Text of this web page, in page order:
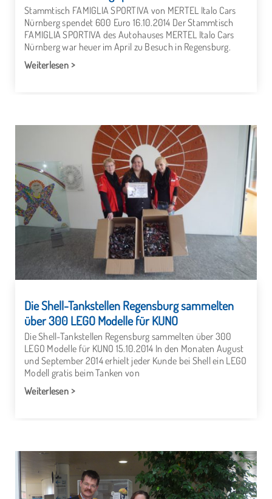
Stammtisch FAMIGLIA SPORTIVA von MERTEL Italo Cars
Nürnberg spendet 600 Euro 16.10.2014 Der Stammtisch
FAMIGLIA SPORTIVA des Autohauses MERTEL Italo Cars
Nürnberg war heuer im April zu Besuch in Regensburg.
Weiterlesen
Die Shell-Tankstellen Regensburg sammelten
über 300 LEGO Modelle für KUNO
Die Shell-Tankstellen Regensburg sammelten über 300
LEGO Modelle für KUNO 15.10.2014 In den Monaten August
und September 2014 erhielt jeder Kunde bei Shell ein LEGO
Modell gratis beim Tanken von
Weiterlesen